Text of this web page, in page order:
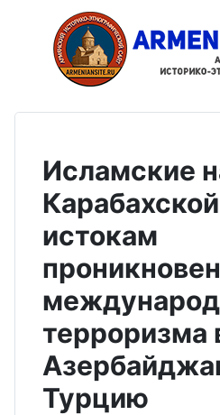
Исламские
истокам
терроризма
Турцию